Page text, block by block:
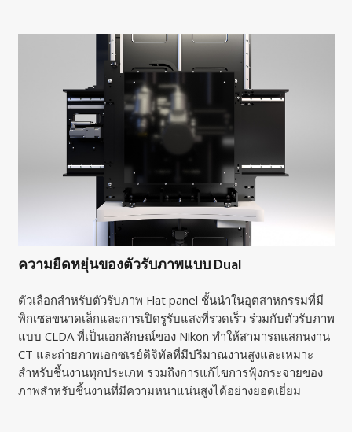
ความยืดหยุ่นของตัวรับภาพแบบ Dual
ตัวเลือกสำหรับตัวรับภาพ Flat panel ชั้นนำในอุตสาหกรรมที่มี
พิกเซลขนาดเล็กและการเปิดรูรับแสงที่รวดเร็ว ร่วมกับตัวรับภาพ
แบบ CLDA ที่เป็นเอกลักษณ์ของ Nikon ทำให้สามารถแสกนงาน
CT และถ่ายภาพเอกซเรย์ดิจิทัลที่มีปริมาณงานสูงและเหมาะ
สำหรับชิ้นงานทุกประเภท รวมถึงการแก้ไขการฟุ้งกระจายของ
ภาพสำหรับชิ้นงานที่มีความหนาแน่นสูงได้อย่างยอดเยี่ยม